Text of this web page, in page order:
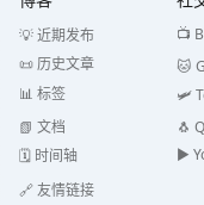
💡 近期发布
📜 历史文章
📊 标签
📗 文档
🗓️ 时间轴
🔗 友情链接
📺
🐱
🛩️
🐧
▶️️